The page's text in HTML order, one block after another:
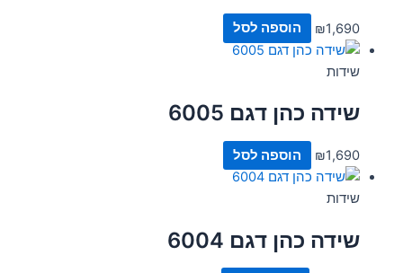
₪1,690 הוספה לסל
שידות
שידה כהן דגם 6005
₪1,690 הוספה לסל
שידות
שידה כהן דגם 6004